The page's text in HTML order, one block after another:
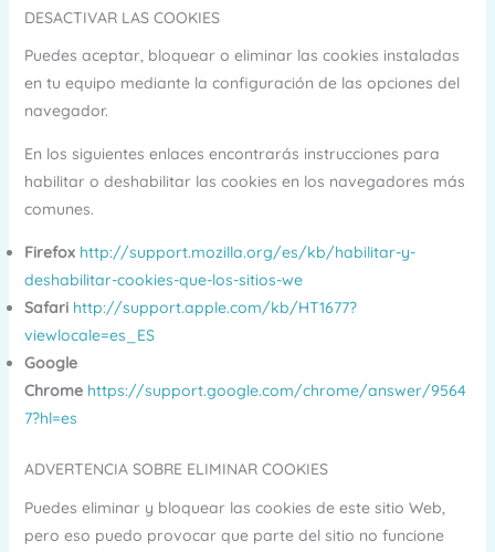
DESACTIVAR LAS COOKIES
Puedes aceptar, bloquear o eliminar las cookies instaladas
en tu equipo mediante la configuración de las opciones del
navegador.
En los siguientes enlaces encontrarás instrucciones para
habilitar o deshabilitar las cookies en los navegadores más
comunes.
Firefox http://support.mozilla.org/es/kb/habilitar-y-
deshabilitar-cookies-que-los-sitios-we
Safari http://support.apple.com/kb/HT1677?
viewlocale=es_ES
Google
Chrome https://support.google.com/chrome/answer/9564
7?hl=es
ADVERTENCIA SOBRE ELIMINAR COOKIES
Puedes eliminar y bloquear las cookies de este sitio Web,
pero eso puedo provocar que parte del sitio no funcione